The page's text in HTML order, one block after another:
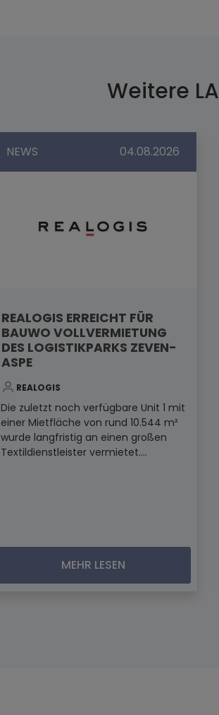
Weitere
NEWS 04.08.2026
REALOGIS ERREICHT FÜR
BAUWO VOLLVERMIETUNG
DES LOGISTIKPARKS ZEVEN-
ASPE
REALOGIS
Die zuletzt noch verfügbare Unit 1 mit
einer Mietfläche von rund 10.544 m²
wurde langfristig an einen großen
Textildienstleister vermietet....
MEHR LESEN